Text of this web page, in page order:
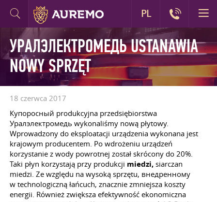
УРАЛЭЛЕКТРОМЕДЬ USTANAWIA
NOWY SPRZĘT
18 czerwca 2017
Купоросный produkcyjna przedsiębiorstwa
Уралэлектромедь wykonaliśmy nową płytowy.
Wprowadzony do eksploatacji urządzenia wykonana jest
krajowym producentem. Po wdrożeniu urządzeń
korzystanie z wody powrotnej został skrócony do 20%.
Taki płyn korzystają przy produkcji miedzi, siarczan
miedzi. Ze względu na wysoką sprzętu, внедренному
w technologiczną łańcuch, znacznie zmniejsza koszty
energii. Również zwiększa efektywność ekonomiczna
PL